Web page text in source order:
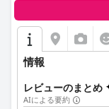
情報
レビューのまとめ
AIによる要約